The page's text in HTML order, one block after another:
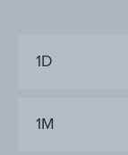
1D
1M